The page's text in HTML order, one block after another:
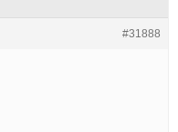
#31888